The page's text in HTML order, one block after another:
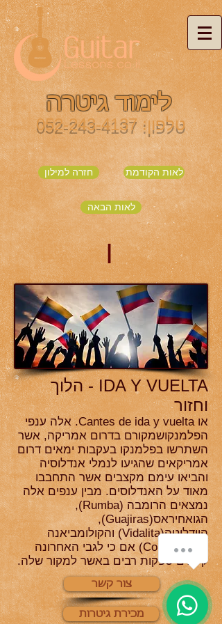
לימוד גיטרה
טלפון:052-243-4137
חזרה למילון לאות הקודמת
לאות הבאה
I
IDA Y VUELTA - הלוך
וחזור
או Cantes de ida y vuelta. אלה ענפי
הפלמנקושמקורם בדרום אמריקה, אשר
השתרשו בפלמנקו בעקבות ימאים דרום
אמריקאים שהגיעו לנמלי אנדלוסיה
והביאו עימם מקצבים אשר התחבבו
מאוד על האנדלוסים. מבין ענפים אלה
נמצאים הרומבה (Rumba),
הגואחיראס(Guajiras),
הוידליטה(Vidalita) והקולומביאנה
(Colombiana) אם כי לגבי האחרונה
קיימים ספקות רבים באשר למקור שלה.
צור קשר
מכירת גיטרות